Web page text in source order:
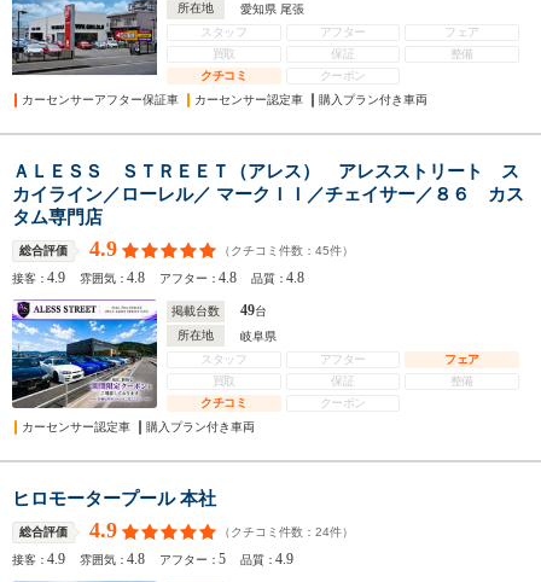
所在地
愛知県 尾張
スタッフ
アフター
フェア
買取
保証
整備
クチコミ
クーポン
カーセンサーアフター保証車
カーセンサー認定車 購入プラン付き車両
ＡＬＥＳＳ ＳＴＲＥＥＴ（アレス） アレスストリート ス
カイライン／ローレル／ マークＩＩ／チェイサー／８６ カス
タム専門店
総合評価 4.9 （クチコミ件数： 45件）
接客：4.9 雰囲気：4.8 アフター：4.8 品質：4.8
掲載台数 49台
所在地
岐阜県
スタッフ
アフター
フェア
買取
保証
整備
クチコミ
クーポン
カーセンサー認定車
購入プラン付き車両
ヒロモータープール 本社
総合評価 4.9 （クチコミ件数： 24件）
接客：4.9 雰囲気：4.8 アフター：5 品質：4.9